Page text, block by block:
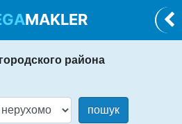
MAKLER
района
пошук